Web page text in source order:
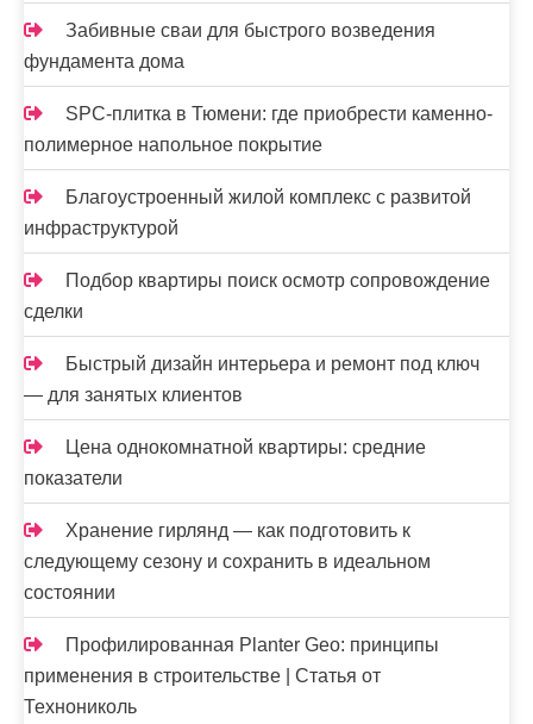
Забивные сваи для быстрого возведения
фундамента дома
SPC-плитка в Тюмени: где приобрести каменно-
полимерное напольное покрытие
Благоустроенный жилой комплекс с развитой
инфраструктурой
Подбор квартиры поиск осмотр сопровождение
сделки
Быстрый дизайн интерьера и ремонт под ключ
— для занятых клиентов
Цена однокомнатной квартиры: средние
показатели
Хранение гирлянд — как подготовить к
следующему сезону и сохранить в идеальном
состоянии
Профилированная Planter Geo: принципы
применения в строительстве | Статья от
Технониколь